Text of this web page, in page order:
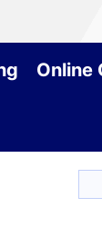
Online